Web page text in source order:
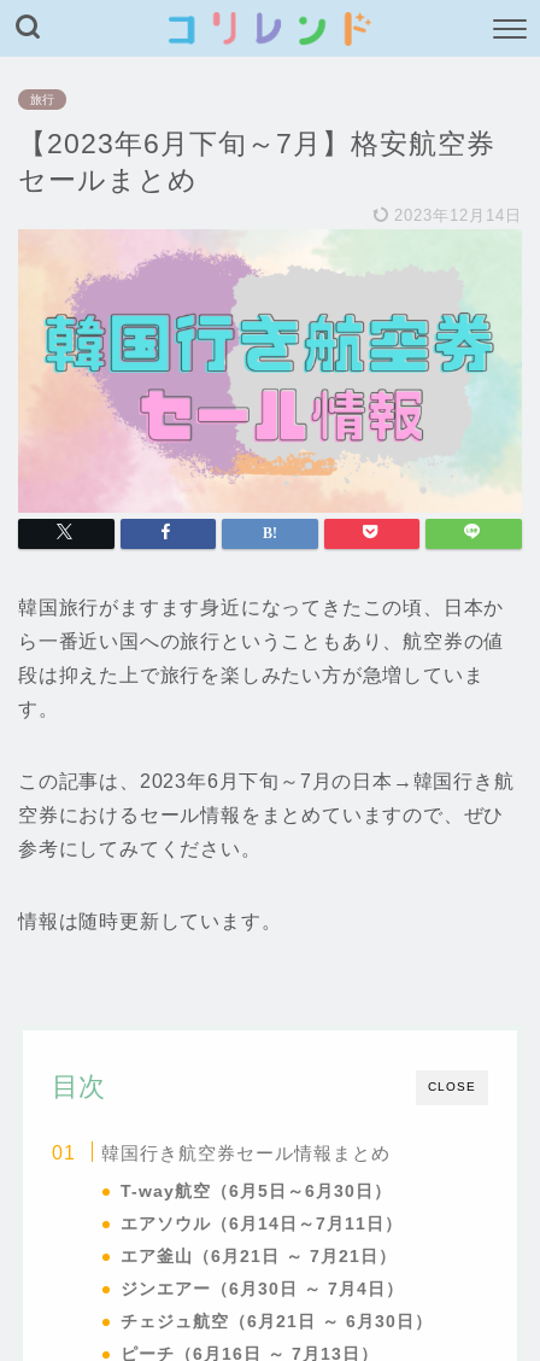
旅行
【2023年6月下旬～7月】格安航空券
セールまとめ
2023年12月14日
韓国旅行がますます身近になってきたこの頃、日本か
ら一番近い国への旅行ということもあり、航空券の値
段は抑えた上で旅行を楽しみたい方が急増していま
す。
この記事は、2023年6月下旬～7月の日本→韓国行き航
空券におけるセール情報をまとめていますので、ぜひ
参考にしてみてください。
情報は随時更新しています。
CLOSE
目次
韓国行き航空券セール情報まとめ
T-way航空（6月5日～6月30日）
エアソウル（6月14日～7月11日）
エア釜山（6月21日 ～ 7月21日）
ジンエアー（6月30日 ～ 7月4日）
チェジュ航空（6月21日 ～ 6月30日）
ピーチ（6月16日 ～ 7月13日）